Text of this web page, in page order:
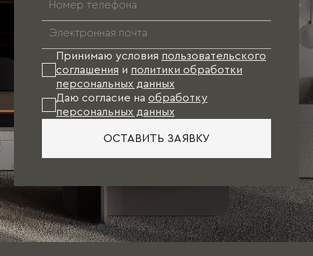
Принимаю условия пользовательского
соглашения и политики обработки
персональных данных
Даю согласие на обработку
персональных данных
ОСТАВИТЬ ЗАЯВКУ